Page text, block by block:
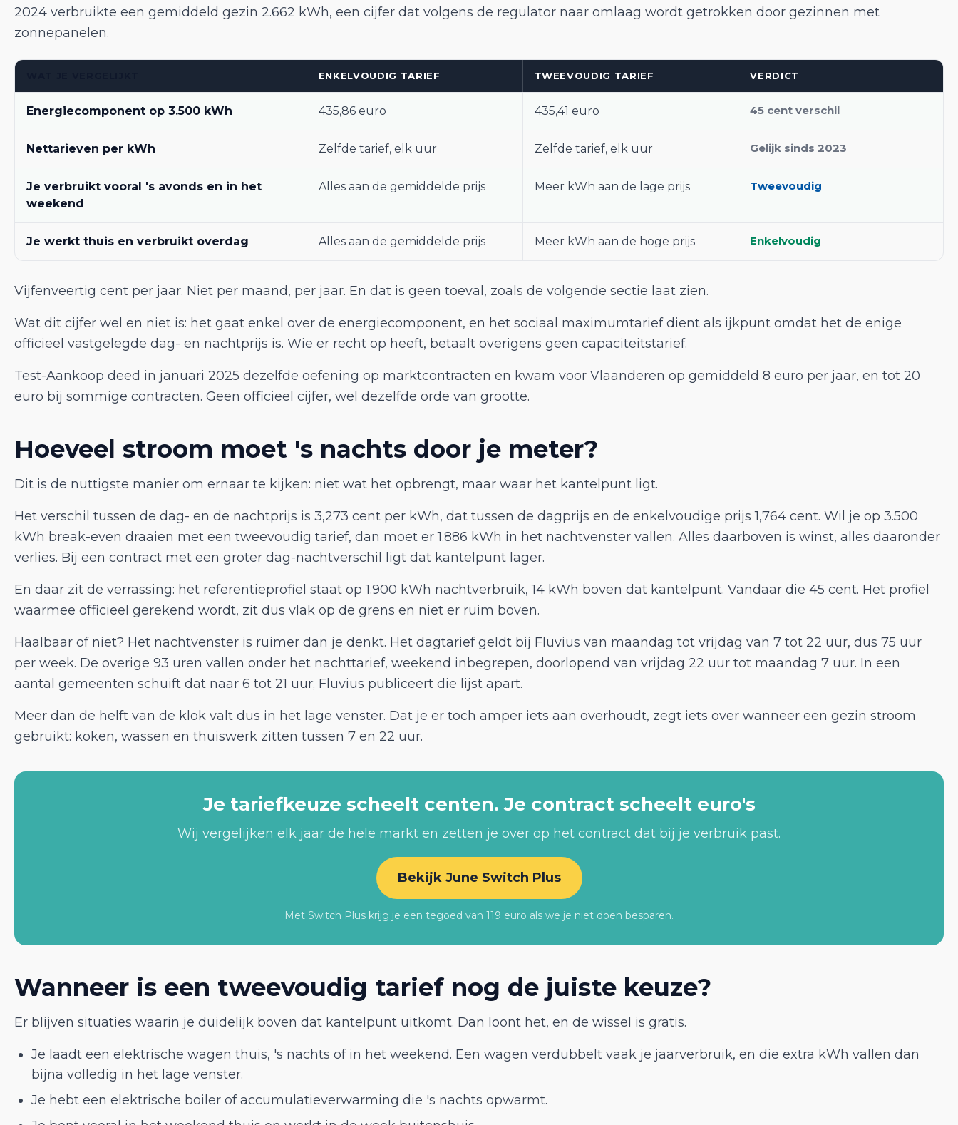
2024 verbruikte een gemiddeld gezin 2.662 kWh, een cijfer dat volgens de regulator naar omlaag wordt getrokken door gezinnen met
zonnepanelen.
ENKELVOUDIG TARIEF TWEEVOUDIG TARIEF VERDICT
Energiecomponent op 3.500 kWh 435,86 euro 435,41 euro 45 cent verschil
Nettarieven per kWh Zelfde tarief, elk uur Zelfde tarief, elk uur Gelijk sinds 2023
Je verbruikt vooral 's avonds en in het
weekend
Alles aan de gemiddelde prijs Meer kWh aan de lage prijs Tweevoudig
Je werkt thuis en verbruikt overdag Alles aan de gemiddelde prijs Meer kWh aan de hoge prijs Enkelvoudig
Vijfenveertig cent per jaar. Niet per maand, per jaar. En dat is geen toeval, zoals de volgende sectie laat zien.
Wat dit cijfer wel en niet is: het gaat enkel over de energiecomponent, en het sociaal maximumtarief dient als ijkpunt omdat het de enige
officieel vastgelegde dag- en nachtprijs is. Wie er recht op heeft, betaalt overigens geen capaciteitstarief.
Test-Aankoop deed in januari 2025 dezelfde oefening op marktcontracten en kwam voor Vlaanderen op gemiddeld 8 euro per jaar, en tot 20
euro bij sommige contracten. Geen officieel cijfer, wel dezelfde orde van grootte.
Hoeveel stroom moet 's nachts door je meter?
Dit is de nuttigste manier om ernaar te kijken: niet wat het opbrengt, maar waar het kantelpunt ligt.
Het verschil tussen de dag- en de nachtprijs is 3,273 cent per kWh, dat tussen de dagprijs en de enkelvoudige prijs 1,764 cent. Wil je op 3.500
kWh break-even draaien met een tweevoudig tarief, dan moet er 1.886 kWh in het nachtvenster vallen. Alles daarboven is winst, alles daaronder
verlies. Bij een contract met een groter dag-nachtverschil ligt dat kantelpunt lager.
En daar zit de verrassing: het referentieprofiel staat op 1.900 kWh nachtverbruik, 14 kWh boven dat kantelpunt. Vandaar die 45 cent. Het profiel
waarmee officieel gerekend wordt, zit dus vlak op de grens en niet er ruim boven.
Haalbaar of niet? Het nachtvenster is ruimer dan je denkt. Het dagtarief geldt bij Fluvius van maandag tot vrijdag van 7 tot 22 uur, dus 75 uur
per week. De overige 93 uren vallen onder het nachttarief, weekend inbegrepen, doorlopend van vrijdag 22 uur tot maandag 7 uur. In een
aantal gemeenten schuift dat naar 6 tot 21 uur; Fluvius publiceert die lijst apart.
Meer dan de helft van de klok valt dus in het lage venster. Dat je er toch amper iets aan overhoudt, zegt iets over wanneer een gezin stroom
gebruikt: koken, wassen en thuiswerk zitten tussen 7 en 22 uur.
Je tariefkeuze scheelt centen. Je contract scheelt euro's
Wij vergelijken elk jaar de hele markt en zetten je over op het contract dat bij je verbruik past.
Bekijk June Switch Plus
Met Switch Plus krijg je een tegoed van 119 euro als we je niet doen besparen.
Wanneer is een tweevoudig tarief nog de juiste keuze?
Er blijven situaties waarin je duidelijk boven dat kantelpunt uitkomt. Dan loont het, en de wissel is gratis.
Je laadt een elektrische wagen thuis, 's nachts of in het weekend. Een wagen verdubbelt vaak je jaarverbruik, en die extra kWh vallen dan
bijna volledig in het lage venster.
Je hebt een elektrische boiler of accumulatieverwarming die 's nachts opwarmt.